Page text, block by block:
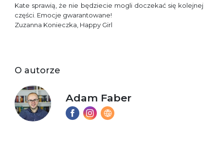
Kate sprawią, że nie będziecie mogli doczekać się kolejnej
części. Emocje gwarantowane!
Zuzanna Konieczka, Happy Girl
O autorze
Adam Faber